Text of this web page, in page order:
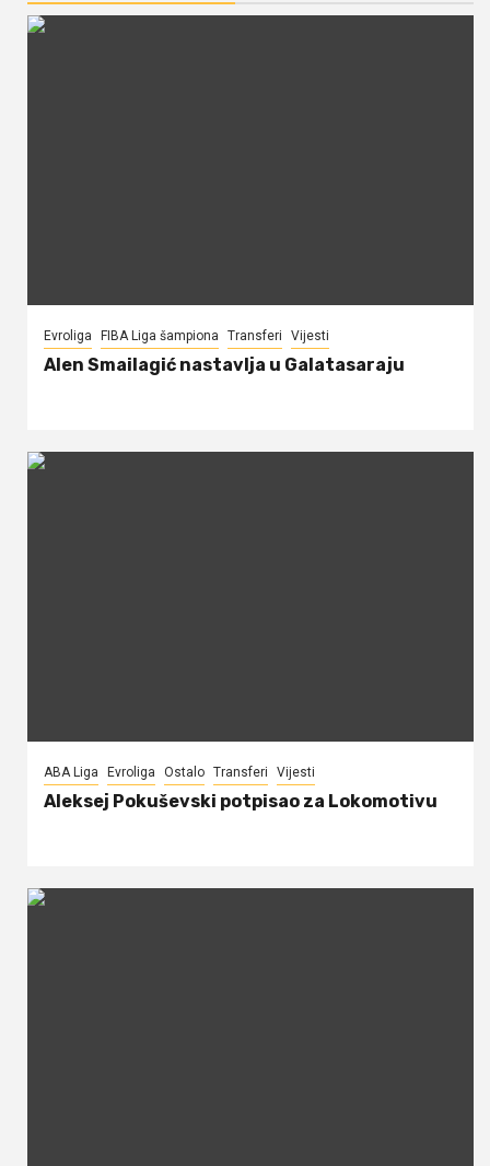
Evroliga FIBA Liga šampiona Transferi Vijesti
Alen Smailagić nastavlja u Galatasaraju
ABA Liga Evroliga Ostalo Transferi Vijesti
Aleksej Pokuševski potpisao za Lokomotivu